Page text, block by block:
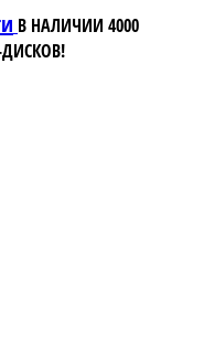
В НАЛИЧИИ 4000
ДИСКОВ!